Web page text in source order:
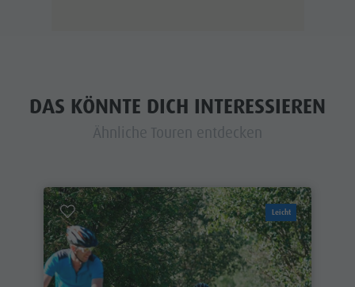
DAS KÖNNTE DICH INTERESSIEREN
Ähnliche Touren entdecken
Leicht